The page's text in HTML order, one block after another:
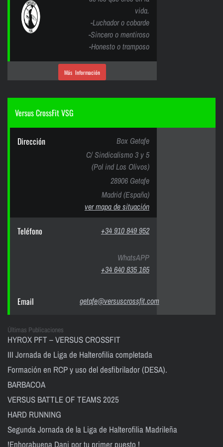
vida.
-Luchador o cobarde
-Sincero o mentiroso
-Honesto o tramposo
Más Información
Versus CrossFit VSG
Dirección
Box Getafe
C/ Sindicalismo 3 y 5
(Pol ind Los Olivos)
28906 Getafe
Madrid (España)
ver mapa de situación
Teléfono +34 910 849 952
WhatsAPP
+34 640 835 165
Email getafe@versuscrossfit.com
Últimas Publicaciones
HYROX PFT – VERSUS CROSSFIT
III Jornada de Liga de Halterofilia completada
Formación en RCP y uso del desfibrilador (DESA).
BARBACOA
VERSUS BATTLE OF TEAMS 2025
HARD RUNNING
Segunda Jornada de la Liga de Halterofilia Madrileña
!Enhorabuena Dani por tu primer puesto !